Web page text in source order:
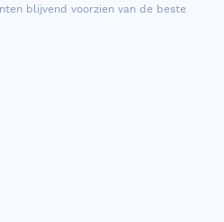
blijvend voorzien van de beste